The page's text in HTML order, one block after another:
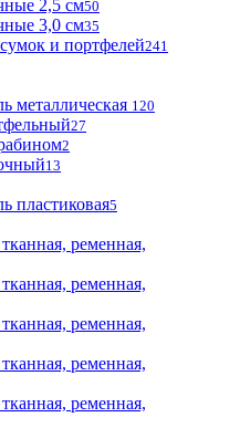
2,5 см50
3,0 см35
и портфелей241
металлическая 120
27
2
13
пластиковая5
ременная,
ременная,
ременная,
ременная,
ременная,